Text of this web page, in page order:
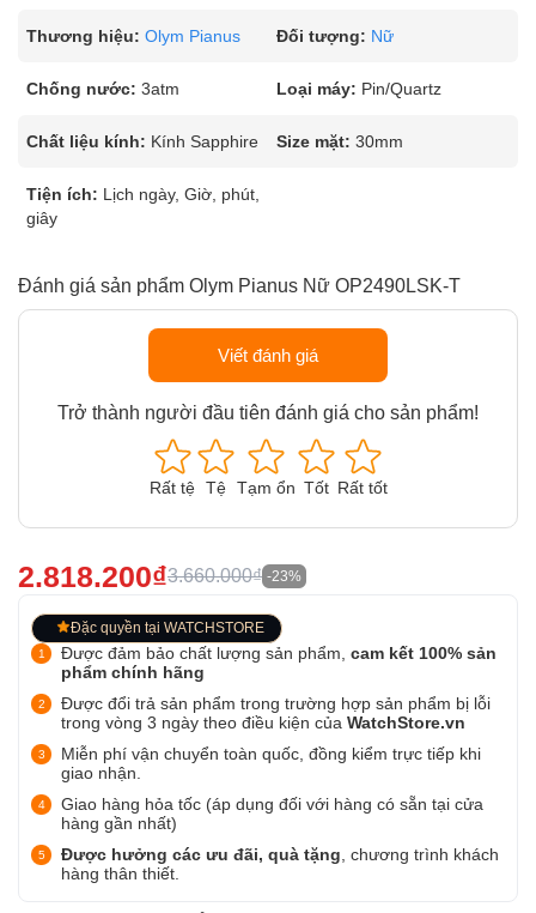
Thương hiệu: Olym Pianus Đối tượng: Nữ
Chống nước: 3atm Loại máy: Pin/Quartz
Chất liệu kính: Kính Sapphire Size mặt: 30mm
Tiện ích: Lịch ngày, Giờ, phút,
giây
Đánh giá sản phẩm Olym Pianus Nữ OP2490LSK-T
Viết đánh giá
Trở thành người đầu tiên đánh giá cho sản phẩm!
Rất tệ Tệ Tạm ổn Tốt Rất tốt
2.818.200₫3.660.000₫ -23%
Đặc quyền tại WATCHSTORE
Được đảm bảo chất lượng sản phẩm, cam kết 100% sản
phẩm chính hãng
Được đổi trả sản phẩm trong trường hợp sản phẩm bị lỗi
trong vòng 3 ngày theo điều kiện của WatchStore.vn
Miễn phí vận chuyển toàn quốc, đồng kiểm trực tiếp khi
giao nhận.
Giao hàng hỏa tốc (áp dụng đối với hàng có sẵn tại cửa
hàng gần nhất)
Được hưởng các ưu đãi, quà tặng , chương trình khách
hàng thân thiết.